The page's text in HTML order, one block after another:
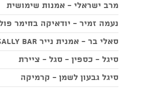
מרב ישראלי - אמנות שימושית
נעמה זמיר - יודאיקה בחימר
סאלי בר - אמנית נייר SALLY BAR
סיגל - כספין - סגל - ציירת
סיגל גבעון לשמן - קרמיקה